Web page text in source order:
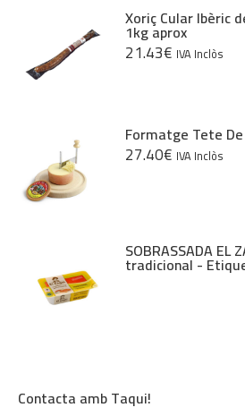
Xoriç Cular Ibèric
1kg aprox
21.43€ IVA Inclòs
Formatge Tete
27.40€ IVA Inclòs
SOBRASSADA EL
tradicional -
Contacta amb Taqui!